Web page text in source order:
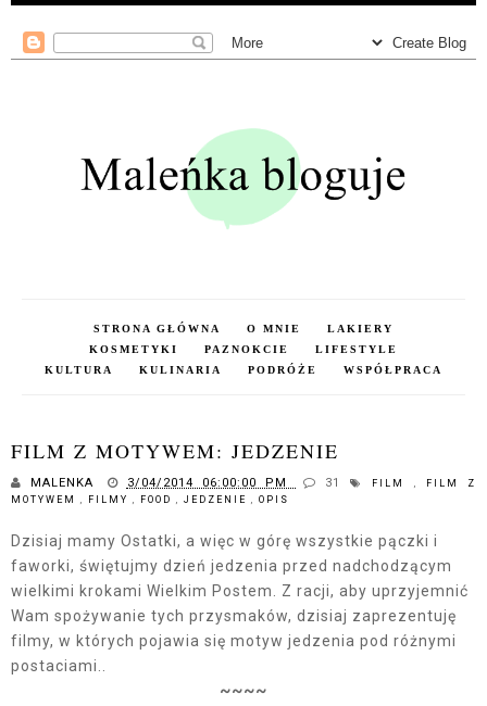
STRONA GŁÓWNA O MNIE
LAKIERY
KOSMETYKI
PAZNOKCIE
LIFESTYLE
KULTURA
KULINARIA PODRÓŻE WSPÓŁPRACA
FILM Z MOTYWEM: JEDZENIE
MALENKA 3/04/2014 06:00:00 PM 31 FILM ,
FILM Z
MOTYWEM , FILMY , FOOD , JEDZENIE , OPIS
Dzisiaj mamy Ostatki, a więc w górę wszystkie pączki i
faworki, świętujmy dzień jedzenia przed nadchodzącym
wielkimi krokami Wielkim Postem. Z racji, aby uprzyjemnić
Wam spożywanie tych przysmaków, dzisiaj zaprezentuję
filmy, w których pojawia się motyw jedzenia pod różnymi
postaciami..
~~~~